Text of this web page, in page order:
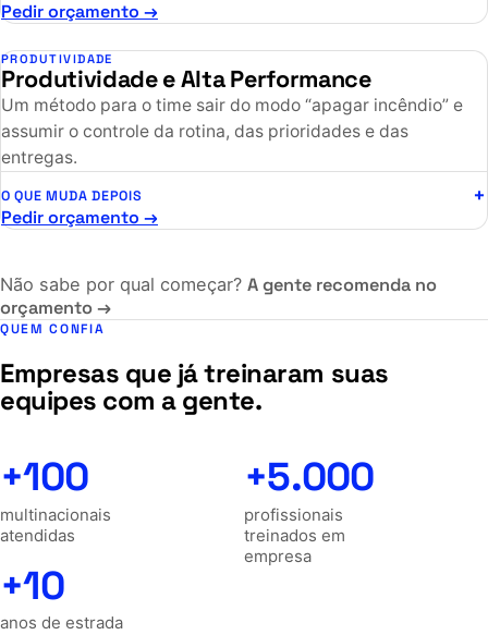
Pedir orçamento →
PRODUTIVIDADE
Produtividade e Alta Performance
Um método para o time sair do modo “apagar incêndio” e
assumir o controle da rotina, das prioridades e das
entregas.
O QUE MUDA DEPOIS
Pedir orçamento →
Não sabe por qual começar? A gente recomenda no
orçamento →
QUEM CONFIA
Empresas que já treinaram suas
equipes com a gente.
+100
multinacionais
atendidas
+5.000
profissionais
treinados em
empresa
+10
anos de estrada